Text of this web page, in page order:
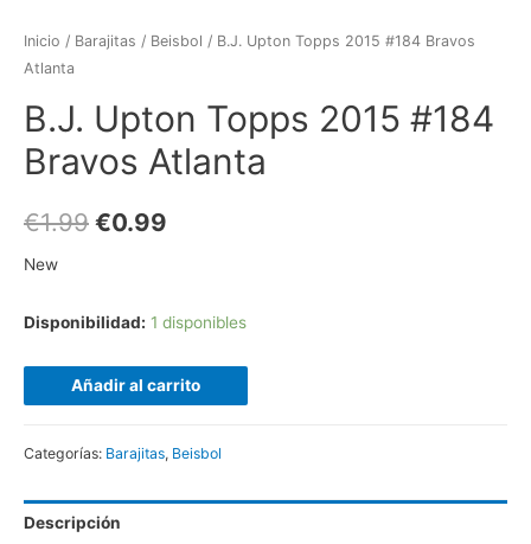
Inicio / Barajitas / Beisbol / B.J. Upton Topps 2015 #184 Bravos
Atlanta
B.J. Upton Topps 2015 #184
Bravos Atlanta
€1.99 €0.99
New
Disponibilidad: 1 disponibles
Añadir al carrito
Categorías: Barajitas, Beisbol
Descripción